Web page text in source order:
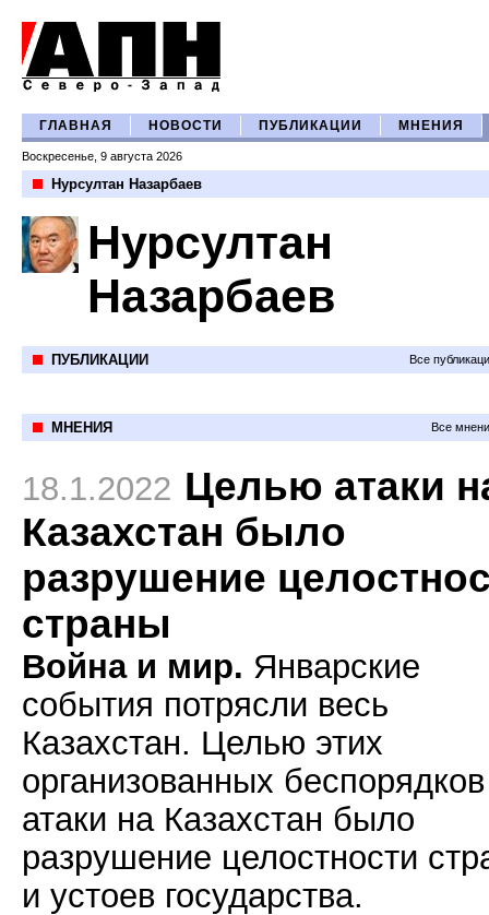
ГЛАВНАЯ НОВОСТИ ПУБЛИКАЦИИ МНЕНИЯ
Воскресенье, 9 августа 2026
Нурсултан Назарбаев
Нурсултан
Назарбаев
ПУБЛИКАЦИИ Все
МНЕНИЯ Все
18.1.2022 Целью атаки
Казахстан было
разрушение
страны
Война и мир. Январские
события потрясли весь
Казахстан. Целью этих
организованных
атаки на Казахстан было
разрушение целостности
и устоев государства.